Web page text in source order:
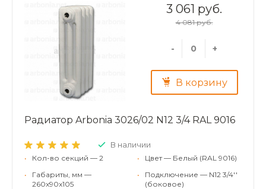
3 061 руб.
4 081 руб.
- +
В корзину
Радиатор Arbonia 3026/02 N12 3/4 RAL 9016
В наличии
•
Кол-во секций — 2
•
Габариты, мм —
260x90x105
•
Цвет — Белый (RAL 9016)
•
Подключение — N12 3/4''
(боковое)